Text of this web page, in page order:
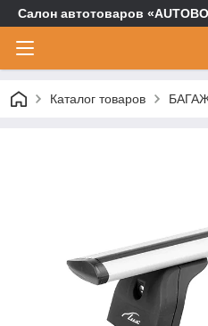
Салон автотоваров
Каталог товаров